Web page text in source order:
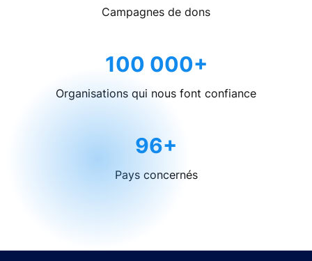
Campagnes de dons
100 000+
Organisations qui nous font confiance
96+
Pays concernés